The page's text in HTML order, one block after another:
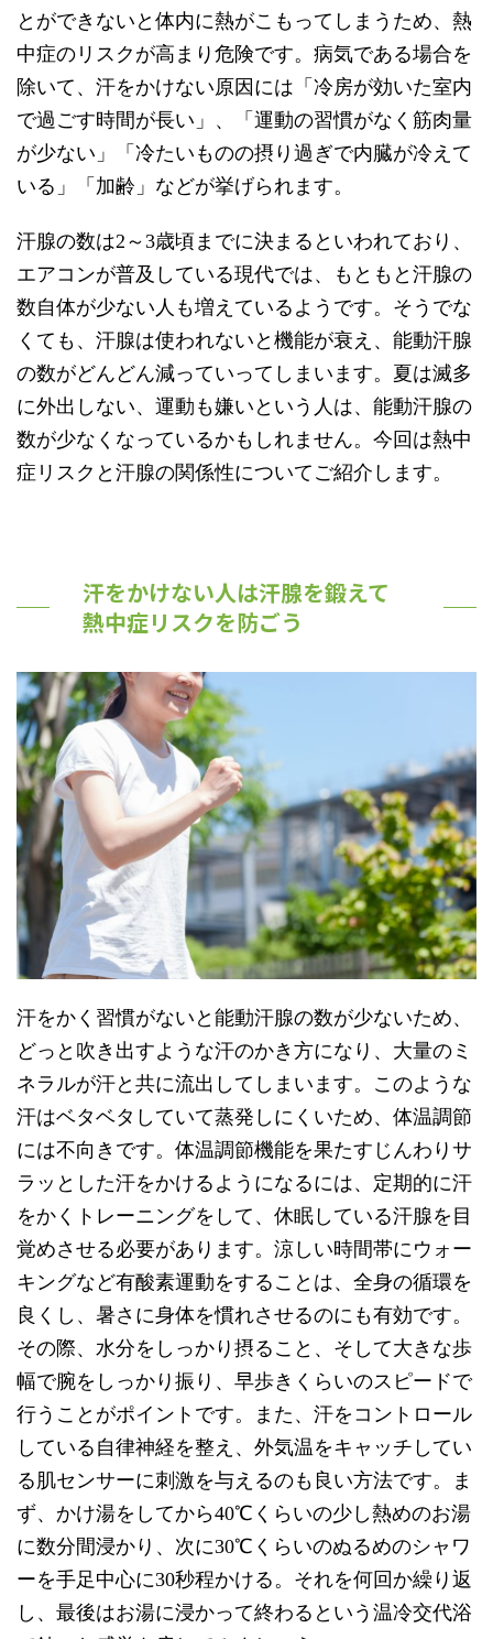
とができないと体内に熱がこもってしまうため、熱
中症のリスクが高まり危険です。病気である場合を
除いて、汗をかけない原因には「冷房が効いた室内
で過ごす時間が長い」、「運動の習慣がなく筋肉量
が少ない」「冷たいものの摂り過ぎで内臓が冷えて
いる」「加齢」などが挙げられます。
汗腺の数は2～3歳頃までに決まるといわれており、
エアコンが普及している現代では、もともと汗腺の
数自体が少ない人も増えているようです。そうでな
くても、汗腺は使われないと機能が衰え、能動汗腺
の数がどんどん減っていってしまいます。夏は滅多
に外出しない、運動も嫌いという人は、能動汗腺の
数が少なくなっているかもしれません。今回は熱中
症リスクと汗腺の関係性についてご紹介します。
汗をかけない人は汗腺を鍛えて
熱中症リスクを防ごう
汗をかく習慣がないと能動汗腺の数が少ないため、
どっと吹き出すような汗のかき方になり、大量のミ
ネラルが汗と共に流出してしまいます。このような
汗はベタベタしていて蒸発しにくいため、体温調節
には不向きです。体温調節機能を果たすじんわりサ
ラッとした汗をかけるようになるには、定期的に汗
をかくトレーニングをして、休眠している汗腺を目
覚めさせる必要があります。涼しい時間帯にウォー
キングなど有酸素運動をすることは、全身の循環を
良くし、暑さに身体を慣れさせるのにも有効です。
その際、水分をしっかり摂ること、そして大きな歩
幅で腕をしっかり振り、早歩きくらいのスピードで
行うことがポイントです。また、汗をコントロール
している自律神経を整え、外気温をキャッチしてい
る肌センサーに刺激を与えるのも良い方法です。ま
ず、かけ湯をしてから40℃くらいの少し熱めのお湯
に数分間浸かり、次に30℃くらいのぬるめのシャワ
ーを手足中心に30秒程かける。それを何回か繰り返
し、最後はお湯に浸かって終わるという温冷交代浴